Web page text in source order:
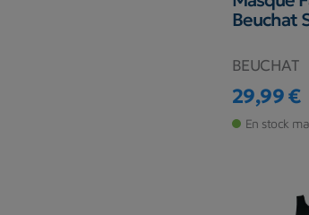
Beuchat
BEUCHAT
Prix
29,99 €
Prix de
En stock